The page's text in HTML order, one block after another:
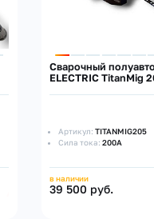
Сварочный
ELECTRIC TitanMig
Артикул: TITANMIG205
Сила тока: 200А
в наличии
39 500 руб.